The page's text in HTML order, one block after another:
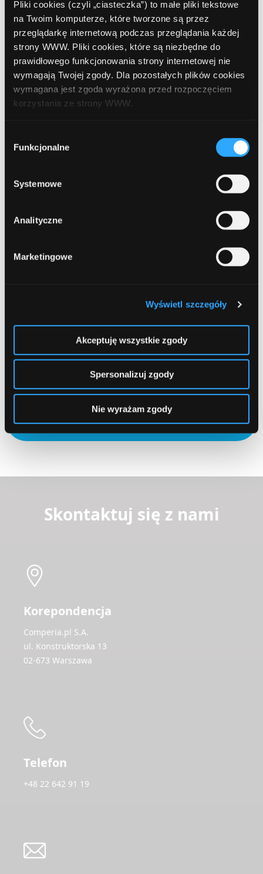
Pliki cookies (czyli „ciasteczka”) to małe pliki tekstowe
na Twoim komputerze, które tworzone są przez
przeglądarkę internetową podczas przeglądania każdej
strony WWW. Pliki cookies, które są niezbędne do
prawidłowego funkcjonowania strony internetowej nie
wymagają Twojej zgody. Dla pozostałych plików cookies
wymagana jest zgoda wyrażona przed rozpoczęciem
korzystania ze strony WWW.
formy korzystania z plików cookies. Więcej:
Polityka
zgody
Funkcjonalne
Systemowe
Analityczne
Marketingowe
Wyświetl szczegóły
Akceptuję wszystkie zgody
Spersonalizuj zgody
Nie wyrażam zgody
Leave a comment
Comment Required
Name Required
Zapamiętaj moje dane w tej przeglądarce podczas pisania
kolejnych komentarzy.
Submit
Skontaktuj się z nami
Korepondencja
Comperia.pl S.A.
ul. Konstruktorska 13
02-673 Warszawa
Telefon
+48 22 642 91 19